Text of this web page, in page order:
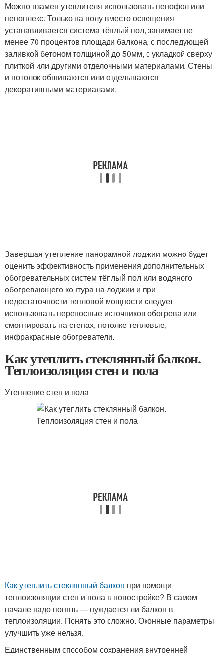
Можно взамен утеплителя использовать пенофол или
пеноплекс. Только на полу вместо освещения
устанавливается система тёплый пол, занимает не
менее 70 процентов площади балкона, с последующей
заливкой бетоном толщиной до 50мм, с укладкой сверху
плиткой или другими отделочными материалами. Стены
и потолок обшиваются или отделываются
декоративными материалами.
Завершая утепление панорамной лоджии можно будет
оценить эффективность применения дополнительных
обогревательных систем тёплый пол или водяного
обогревающего контура на лоджии и при
недостаточности тепловой мощности следует
использовать переносные источников обогрева или
смонтировать на стенах, потолке тепловые,
инфракрасные обогреватели.
Как утеплить стеклянный балкон.
Теплоизоляция стен и пола
Утепление стен и пола
Как утеплить стеклянный балкон при помощи
теплоизоляции стен и пола в новостройке? В самом
начале надо понять — нуждается ли балкон в
теплоизоляции. Понять это сложно. Оконные параметры
улучшить уже нельзя.
Единственным способом сохранения внутренней